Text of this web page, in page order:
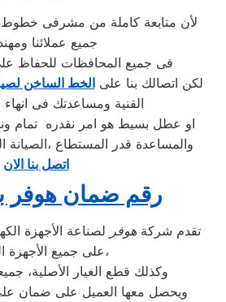
لأن متابعة كاملة من مشرفى خطوط
جميع عملائنا
فى جميع المحافظات للحفاظ
لكن اتصالك بنا علىالخط الساخن
القنية ومساعدتك فى
او عطل بسيط هو امر نقدره تمام
والمساعدة قدر المستطاع ،الصيانة
اتصل بنا الان
رقم ضمان هوفر
تقدم شركةهوفر لصناعة الأجهزة
على جميع الأجهزة المنزلية،
وكذلك قطع الغيار الأصلية،
ويحصل معها العميل على ضمان